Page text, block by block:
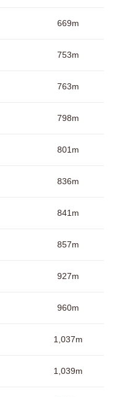
669m
753m
763m
798m
801m
836m
841m
857m
927m
960m
1,037m
1,039m